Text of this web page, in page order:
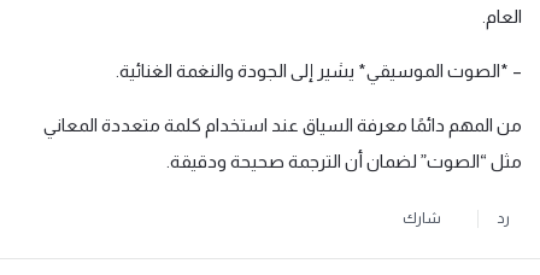
العام.
– *الصوت الموسيقي* يشير إلى الجودة والنغمة الغنائية.
من المهم دائمًا معرفة السياق عند استخدام كلمة متعددة المعاني
مثل “الصوت” لضمان أن الترجمة صحيحة ودقيقة.
رد شارك